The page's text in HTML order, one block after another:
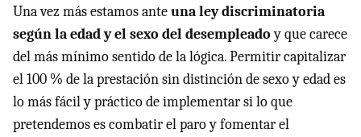
Una vez más estamos anteuna ley discriminatoria
según la edad y el sexo del desempleadoy que carece
del más mínimo sentido de la lógica. Permitir capitalizar
el 100 % de la prestación sin distinción de sexo y edad es
lo más fácil y práctico de implementar si lo que
pretendemos es combatir el paro y fomentar el